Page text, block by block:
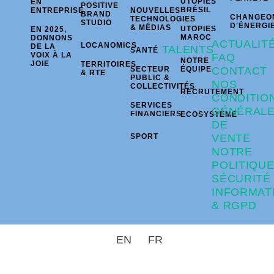
EN
ENTREPRISE
EN 2025,
DONNONS
DE LA
VOIX À LA
JOIE
POSITIVE
BRAND
STUDIO
LOCANOMICS
TERRITOIRES
& RTE
NOUVELLES
TECHNOLOGIES
& MÉDIAS
SANTÉ
SECTEUR
PUBLIC &
COLLECTIVITÉS
SERVICES
FINANCIERS
SPORT
BRÉSIL
UTOPIES
MAROC
TALENTS
NOTRE
ÉQUIPE
RECRUTEMENT
ECOSYSTÈME
FAQ
CONTACT
NOS
DE
VENTE
NOTRE
POLITIQUE
SÉCURITÉ
& RGPD
EN FR